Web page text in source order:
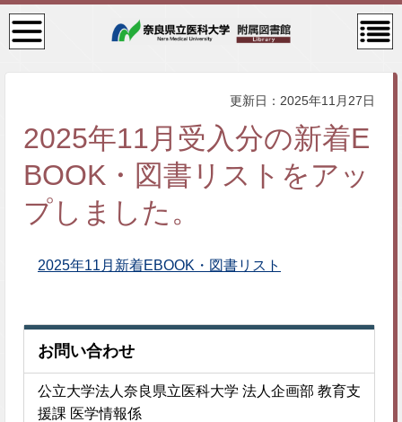
検
索・
メニ
コン
テン
ニュ
更新日：2025年11月27日
2025年11月受入分の新着E
BOOK・図書リストをアッ
プしました。
2025年11月新着EBOOK・図書リスト
お問い合わせ
公立大学法人奈良県立医科大学 法人企画部 教育支
援課 医学情報係